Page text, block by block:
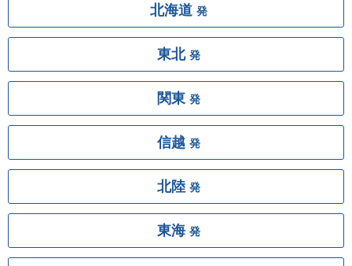
北海道発
東北発
関東発
信越発
北陸発
東海発